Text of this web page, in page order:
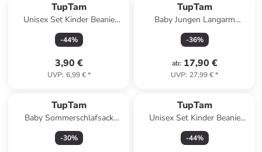
TupTam
Unisex Set Kinder Beanie
Mütze Schlauchschal in
dunkelblau
-44%
3,90 €
UVP: 6,99 €*
TupTam
Baby Jungen Langarm
Wickelshirt 5er Set in
dunkelblau
-36%
ab: 17,90 €
UVP: 27,99 €*
TupTam
Baby Sommerschlafsack
Kleine Kinder in beige
-30%
TupTam
Unisex Set Kinder Beanie
Mütze Schlauchschal in
grau/schwarz
-44%